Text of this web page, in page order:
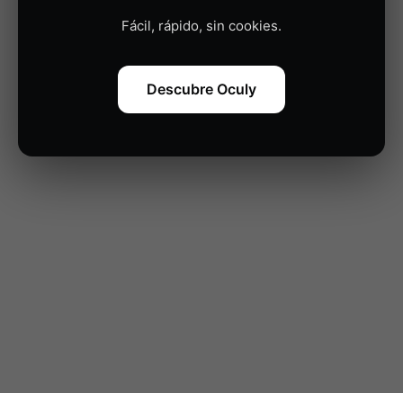
y productos sólidos adaptados a nuestros clientes.
Fácil, rápido, sin cookies.
Descubre Oculy